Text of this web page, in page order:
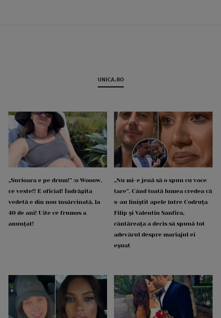
UNICA.RO
„Surioara e pe drum!” :o Wooow,
ce veste!! E oficial! Îndrăgita
vedetă e din nou însărcinată, la
40 de ani! Uite ce frumos a
anunțat!
„Nu mi-e jenă să o spun cu voce
tare”. Când toată lumea credea că
s-au liniștit apele între Codruța
Filip și Valentin Sanfira,
cântăreața a decis să spună tot
adevărul despre mariajul ei
eșuat